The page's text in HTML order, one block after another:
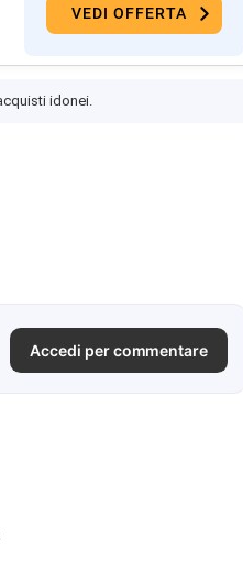
VEDI OFFERTA
idonei.
Accedi per commentare